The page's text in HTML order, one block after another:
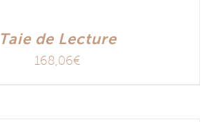
Taie de Lecture
168,06€